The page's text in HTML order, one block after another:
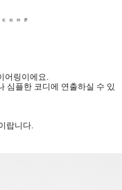
어링이에요.
심플한 코디에 연출하실 수 있
랍니다.